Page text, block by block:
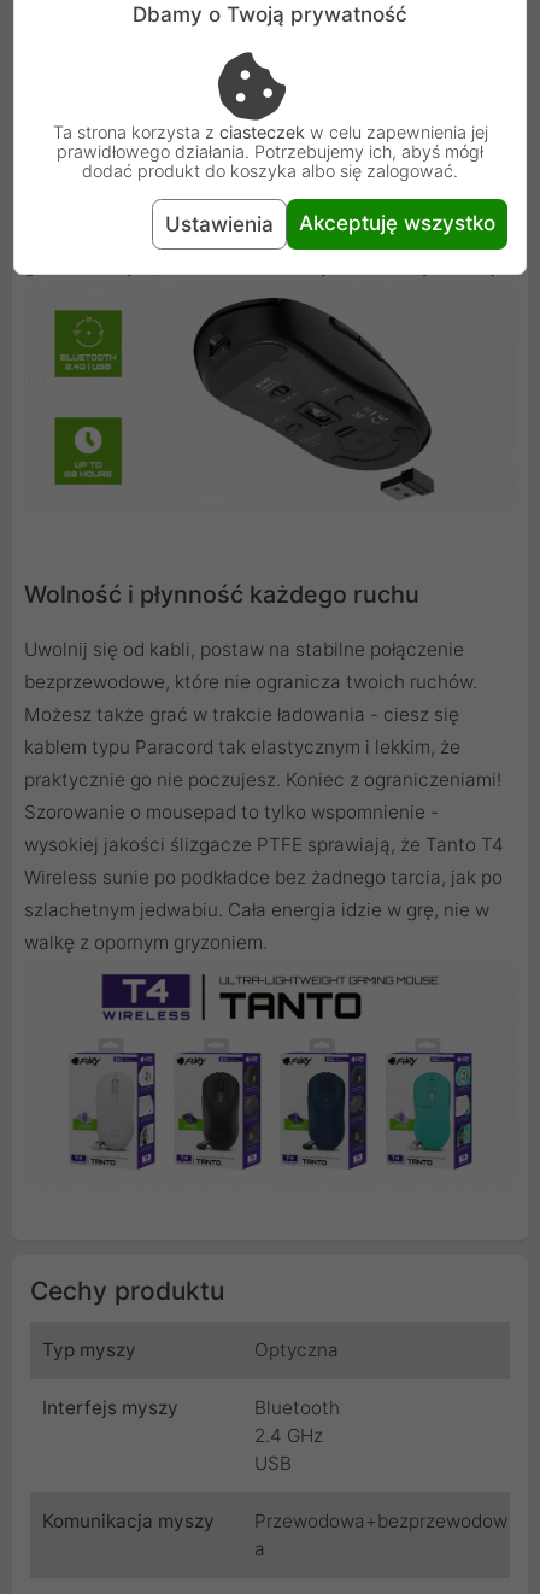
możesz grać przewodowo przez USB, bezprzewodowo
przez Bluetooth 5.0 albo korzystać z ultraszybkiej
łączności 2,4 GHz o minimalnym opóźnieniu.
Wbudowany akumulator 300 mAh, wsparty
inteligentnym zarządzaniem energią, zapewnia nawet
do 80 godzin ciągłej gry. Teraz to Ty decydujesz, jak i
Wolność i płynność każdego ruchu
Uwolnij się od kabli, postaw na stabilne połączenie
bezprzewodowe, które nie ogranicza twoich ruchów.
Możesz także grać w trakcie ładowania - ciesz się
kablem typu Paracord tak elastycznym i lekkim, że
praktycznie go nie poczujesz. Koniec z ograniczeniami!
Szorowanie o mousepad to tylko wspomnienie -
wysokiej jakości ślizgacze PTFE sprawiają, że Tanto T4
Wireless sunie po podkładce bez żadnego tarcia, jak po
szlachetnym jedwabiu. Cała energia idzie w grę, nie w
walkę z opornym gryzoniem.
Cechy produktu
Typ myszy Optyczna
Interfejs myszy
Bluetooth
2.4 GHz
USB
Komunikacja myszy
Przewodowa+bezprzewodow
a
Dbamy o Twoją prywatność
Ta strona korzysta z ciasteczek w celu zapewnienia jej
prawidłowego działania. Potrzebujemy ich, abyś mógł
dodać produkt do koszyka albo się zalogować.
Ustawienia Akceptuję wszystko